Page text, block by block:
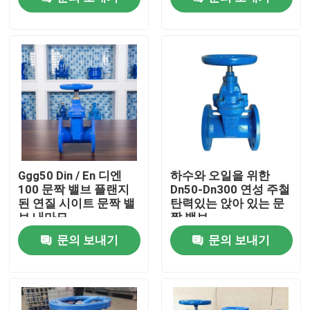
홈
회사 소개
제품 소개
부드러운 밀봉 문짝 밸브
Ggg50 Din / En 디엔
100 문짝 밸브 플랜지
된 연질 시이트 문짝 밸
브 내마모
문의 보내기
하수와 오일을 위한
Dn50-Dn300 연성 주철
탄력있는 앉아 있는 문
짝 밸브
문의 보내기